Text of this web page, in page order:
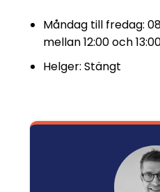
Måndag till fredag:
mellan 12:00 och
Helger: Stängt